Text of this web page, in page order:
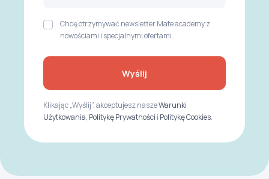
Chcę otrzymywać newsletter Mate academy z
nowościami i specjalnymi ofertami.
Wyślij
Klikając „Wyślij”, akceptujesz naszeWarunki
Użytkowania, Politykę Prywatności i Politykę Cookies.